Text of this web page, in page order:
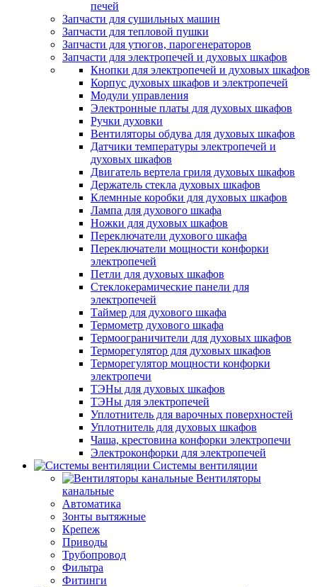
печей
Запчасти для сушильных машин
Запчасти для тепловой пушки
Запчасти для утюгов, парогенераторов
Запчасти для электропечей и духовых шкафов
Кнопки для электропечей и духовых шкафов
Корпус духовых шкафов и электропечей
Модули управления
Электронные платы для духовых шкафов
Ручки духовки
Вентиляторы обдува для духовых шкафов
Датчики температуры электропечей и
духовых шкафов
Двигатель вертела гриля духовых шкафов
Держатель стекла духовых шкафов
Клемнные коробки для духовых шкафов
Лампа для духового шкафа
Ножки для духовых шкафов
Переключатели духового шкафа
Переключатели мощности конфорки
электропечей
Петли для духовых шкафов
Стеклокерамические панели для
электропечей
Таймер для духового шкафа
Термометр духового шкафа
Термоограничители для духовых шкафов
Терморегулятор для духовых шкафов
Терморегулятор мощности конфорки
электропечи
ТЭНы для духовых шкафов
ТЭНы для электропечей
Уплотнитель для варочных поверхностей
Уплотнитель для духовых шкафов
Чаша, крестовина конфорки электропечи
Электроконфорки для электропечей
Системы вентиляции
Вентиляторы
канальные
Автоматика
Зонты вытяжные
Крепеж
Приводы
Трубопровод
Фильтра
Фитинги